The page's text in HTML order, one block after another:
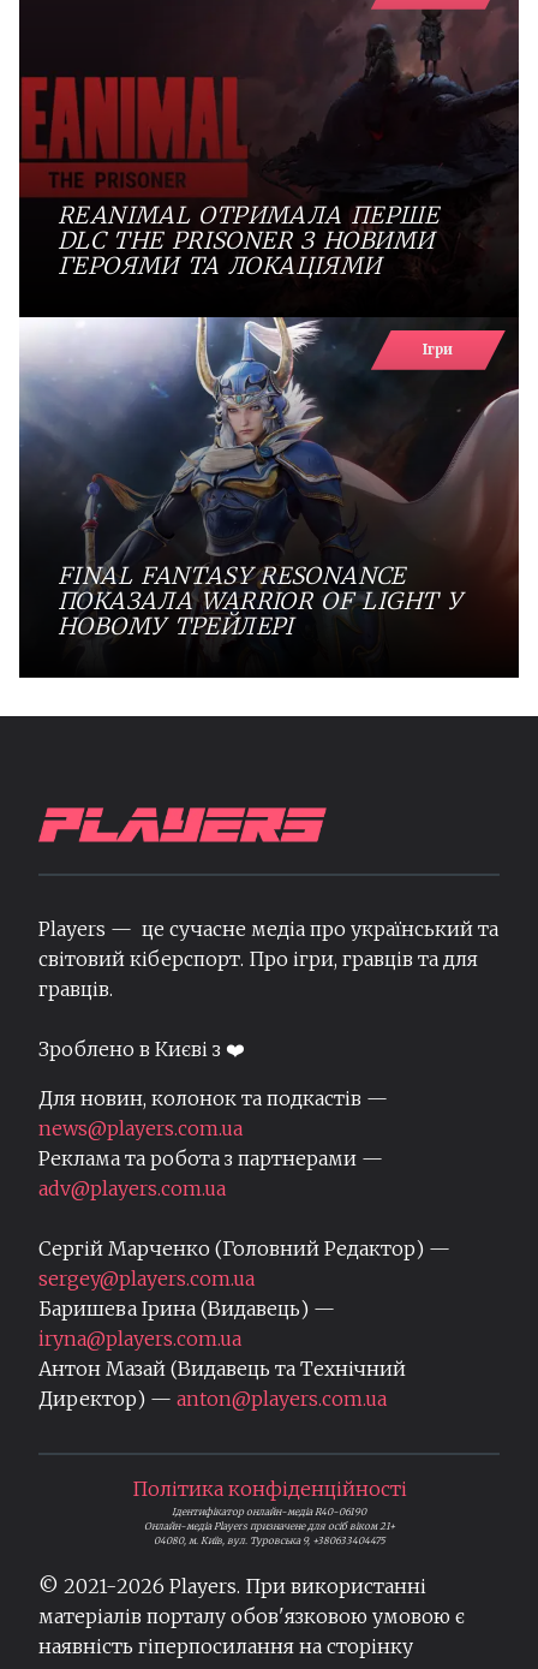
REANIMAL ОТРИМАЛА ПЕРШЕ
DLC THE PRISONER З НОВИМИ
ГЕРОЯМИ ТА ЛОКАЦІЯМИ
Ігри
FINAL FANTASY RESONANCE
ПОКАЗАЛА WARRIOR OF LIGHT У
НОВОМУ ТРЕЙЛЕРІ
Players — це сучасне медіа про український та
світовий кіберспорт. Про ігри, гравців та для
гравців.
Зроблено в Києві з ❤️
Для новин, колонок та подкастів —
news@players.com.ua
Реклама та робота з партнерами —
adv@players.com.ua
Сергій Марченко (Головний Редактор) —
sergey@players.com.ua
Баришева Ірина (Видавець) —
iryna@players.com.ua
Антон Мазай (Видавець та Технічний
Директор) — anton@players.com.ua
Політика конфіденційності
Ідентифікатор онлайн-медіа R40-06190
Онлайн-медіа Players призначене для осіб віком 21+
04080, м. Київ, вул. Туровська 9, +380633404475
© 2021-2026 Players. При використанні
матеріалів порталу обов'язковою умовою є
наявність гіперпосилання на сторінку